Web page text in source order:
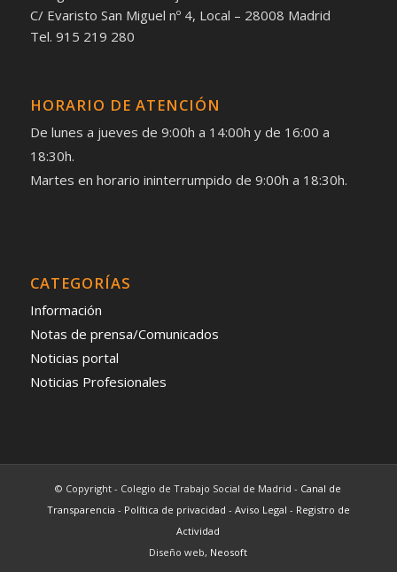
C/ Evaristo San Miguel nº 4, Local – 28008 Madrid
Tel. 915 219 280
HORARIO DE ATENCIÓN
De lunes a jueves de 9:00h a 14:00h y de 16:00 a
18:30h.
Martes en horario ininterrumpido de 9:00h a 18:30h.
CATEGORÍAS
Información
Notas de prensa/Comunicados
Noticias portal
Noticias Profesionales
© Copyright - Colegio de Trabajo Social de Madrid - Canal de
Transparencia - Política de privacidad - Aviso Legal - Registro de
Actividad
Diseño web, Neosoft